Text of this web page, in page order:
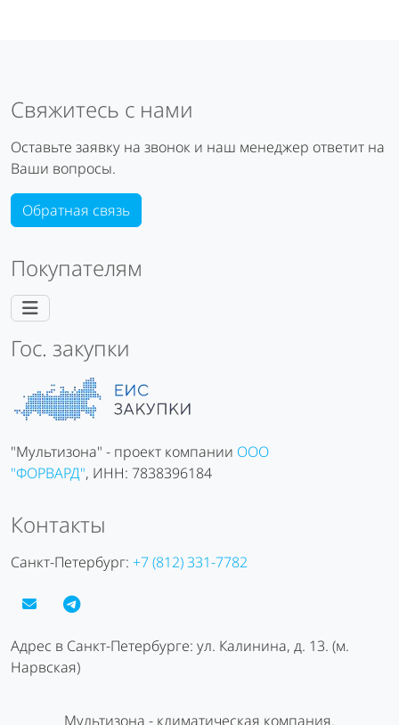
Контакты
Санкт-Петербург: +7 (812) 331-7782
Адрес в Санкт-Петербурге: ул. Калинина, д. 13. (м.
Нарвская)
Покупателям
Гос. закупки
"Мультизона" - проект компании ООО
"ФОРВАРД", ИНН: 7838396184
Свяжитесь с нами
Оставьте заявку на звонок и наш менеджер ответит на
Ваши вопросы.
Обратная связь
Мультизона - климатическая компания.